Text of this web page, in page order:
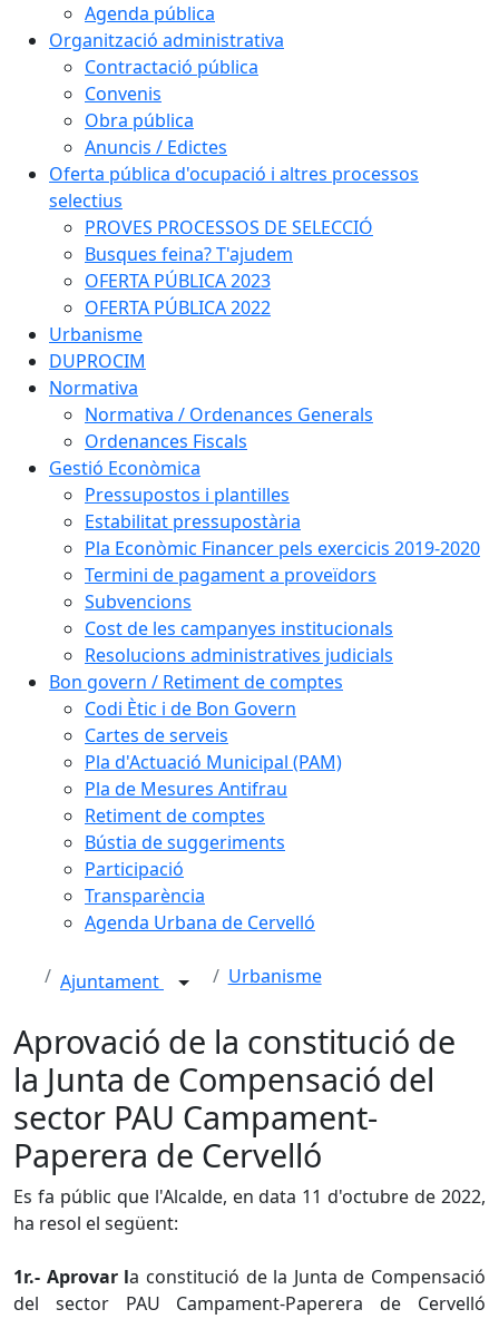
Agenda pública
Organització administrativa
Contractació pública
Convenis
Obra pública
Anuncis / Edictes
Oferta pública d'ocupació i altres processos
selectius
PROVES PROCESSOS DE SELECCIÓ
Busques feina? T'ajudem
OFERTA PÚBLICA 2023
OFERTA PÚBLICA 2022
Urbanisme
DUPROCIM
Normativa
Normativa / Ordenances Generals
Ordenances Fiscals
Gestió Econòmica
Pressupostos i plantilles
Estabilitat pressupostària
Pla Econòmic Financer pels exercicis 2019-2020
Termini de pagament a proveïdors
Subvencions
Cost de les campanyes institucionals
Resolucions administratives judicials
Bon govern / Retiment de comptes
Codi Ètic i de Bon Govern
Cartes de serveis
Pla d'Actuació Municipal (PAM)
Pla de Mesures Antifrau
Retiment de comptes
Bústia de suggeriments
Participació
Transparència
Agenda Urbana de Cervelló
Ajuntament Urbanisme
Aprovació de la constitució de
la Junta de Compensació del
sector PAU Campament-
Paperera de Cervelló
Es fa públic que l'Alcalde, en data 11 d'octubre de 2022,
ha resol el següent:
1r.- Aprovar la constitució de la Junta de Compensació
del sector PAU Campament-Paperera de Cervelló